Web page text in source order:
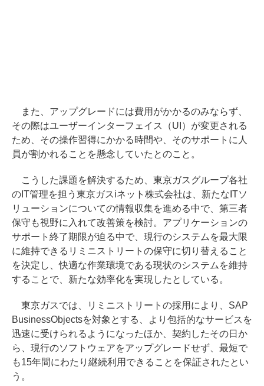
また、アップグレードには費用がかかるのみならず、
その際はユーザーインターフェイス（UI）が変更される
ため、その操作習得にかかる時間や、そのサポートに人
員が割かれることを懸念していたとのこと。
こうした課題を解決するため、東京ガスグループ各社
のIT管理を担う東京ガスiネット株式会社は、新たなITソ
リューションについての情報収集を進める中で、第三者
保守も視野に入れて改善策を検討。アプリケーションの
サポート終了期限が迫る中で、現行のシステムを最大限
に維持できるリミニストリートの保守に切り替えること
を決定し、快適な作業環境である現状のシステムを維持
することで、新たな効率化を実現したとしている。
東京ガスでは、リミニストリートの採用により、SAP
BusinessObjectsを対象とする、より包括的なサービスを
迅速に受けられるようになったほか、契約したその日か
ら、現行のソフトウェアをアップグレードせず、最短で
も15年間にわたり継続利用できることを保証されたとい
う。